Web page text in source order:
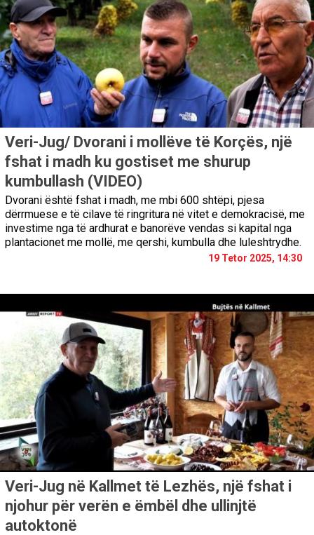
Veri-Jug/ Dvorani i mollëve të Korçës, një
fshat i madh ku gostiset me shurup
kumbullash (VIDEO)
Dvorani është fshat i madh, me mbi 600 shtëpi, pjesa
dërrmuese e të cilave të ringritura në vitet e demokracisë, me
investime nga të ardhurat e banorëve vendas si kapital nga
plantacionet me mollë, me qershi, kumbulla dhe luleshtrydhe.
19 Tetor 2025, 14:30
Veri-Jug në Kallmet të Lezhës, një fshat i
njohur për verën e ëmbël dhe ullinjtë
autoktonë